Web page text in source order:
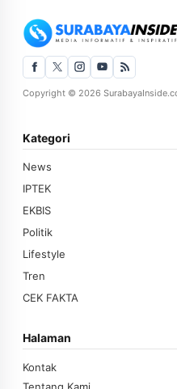
Copyright © 2026
Kategori
News
IPTEK
EKBIS
Politik
Lifestyle
Tren
CEK FAKTA
Halaman
Kontak
Tentang Kami